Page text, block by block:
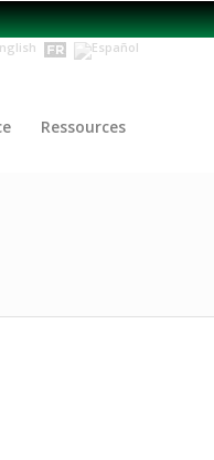
Ressources